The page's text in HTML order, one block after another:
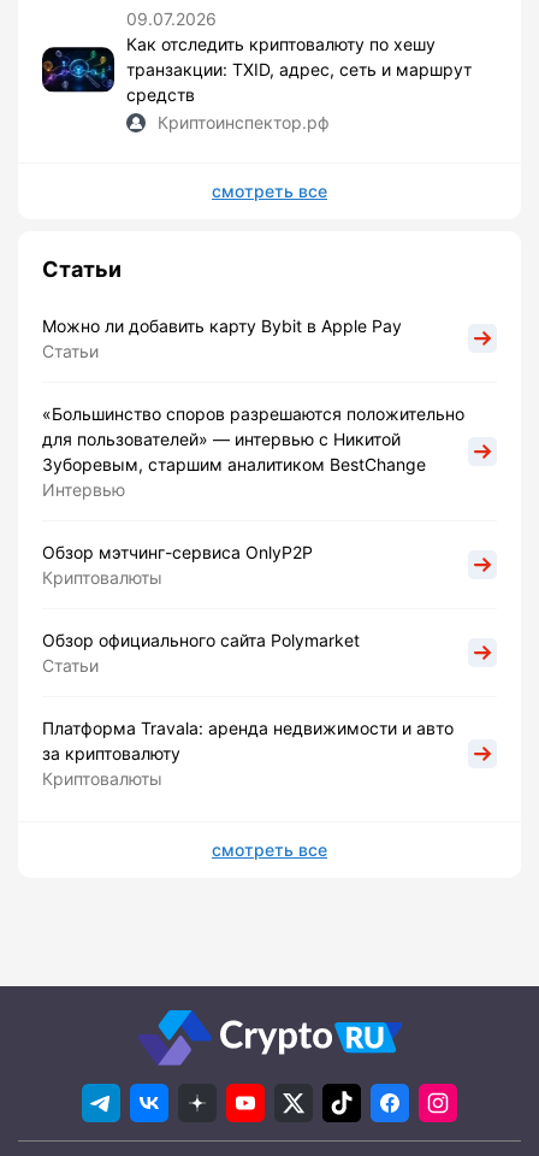
09.07.2026
Как отследить криптовалюту по хешу
транзакции: TXID, адрес, сеть и маршрут
средств
Криптоинспектор.рф
смотреть все
Статьи
Можно ли добавить карту Bybit в Apple Pay
Статьи
«Большинство споров разрешаются положительно
для пользователей» — интервью с Никитой
Зуборевым, старшим аналитиком BestChange
Интервью
Обзор мэтчинг-сервиса OnlyP2P
Криптовалюты
Обзор официального сайта Polymarket
Статьи
Платформа Travala: аренда недвижимости и авто
за криптовалюту
Криптовалюты
смотреть все